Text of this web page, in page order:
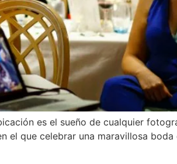
es el sueño de cualquier
el que celebrar una maravillosa